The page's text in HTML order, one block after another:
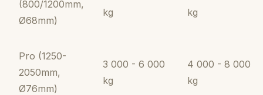
(800/1200mm,
Ø68mm)
kg
kg
Pro (1250-
2050mm,
Ø76mm)
3 000 - 6 000
kg
4 000 - 8 000
kg